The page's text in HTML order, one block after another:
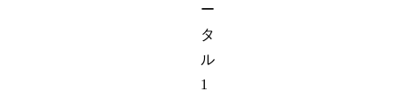
ー
タ
ル
1